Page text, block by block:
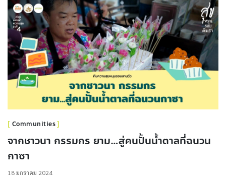
Communities
จากชาวนา กรรมกร ยาม…สู่คนปั้นน้ำตาลที่ฉนวน
กาซา
18 มกราคม 2024